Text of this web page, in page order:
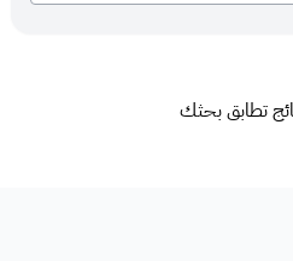
تطابق بحثك